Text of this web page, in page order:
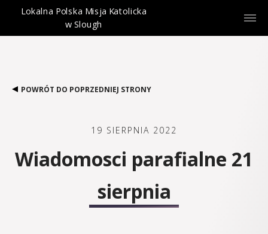
Lokalna Polska Misja Katolicka
w Slough
POWRÓT DO POPRZEDNIEJ STRONY
19 SIERPNIA 2022
Wiadomosci parafialne 21
sierpnia